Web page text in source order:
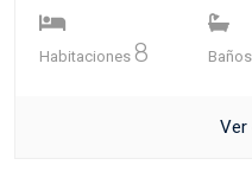
Habitaciones 8 Baños
Ver